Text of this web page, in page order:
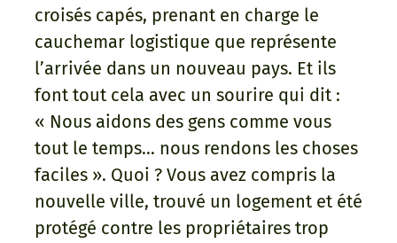
croisés capés, prenant en charge le
cauchemar logistique que représente
l’arrivée dans un nouveau pays. Et ils
font tout cela avec un sourire qui dit :
« Nous aidons des gens comme vous
tout le temps… nous rendons les choses
faciles ». Quoi ? Vous avez compris la
nouvelle ville, trouvé un logement et été
protégé contre les propriétaires trop